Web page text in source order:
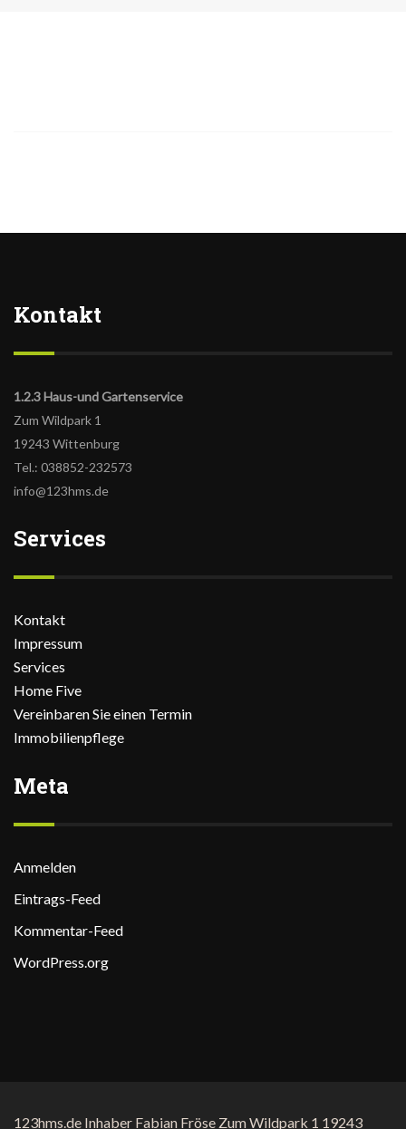
Kontakt
1.2.3 Haus-und Gartenservice
Zum Wildpark 1
19243 Wittenburg
Tel.: 038852-232573
info@123hms.de
Services
Kontakt
Impressum
Services
Home Five
Vereinbaren Sie einen Termin
Immobilienpflege
Meta
Anmelden
Eintrags-Feed
Kommentar-Feed
WordPress.org
123hms.de Inhaber Fabian Fröse Zum Wildpark 1 19243